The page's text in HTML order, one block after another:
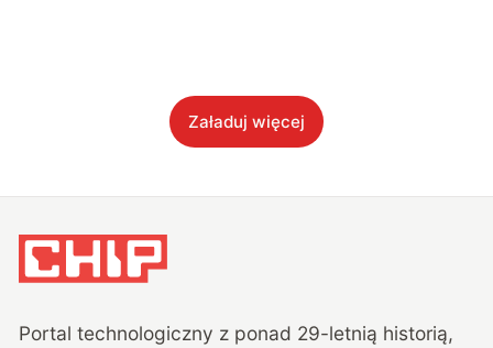
Załaduj więcej
Portal technologiczny z ponad 29-letnią historią,